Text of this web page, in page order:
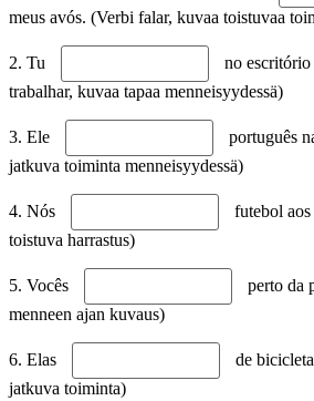
meus avós. (Verbi falar, kuvaa toistuvaa
2. Tu
no
trabalhar, kuvaa tapaa menneisyydessä)
3. Ele
português
jatkuva toiminta menneisyydessä)
4. Nós
futebol
toistuva harrastus)
5. Vocês
perto da
menneen ajan kuvaus)
6. Elas
de
jatkuva toiminta)